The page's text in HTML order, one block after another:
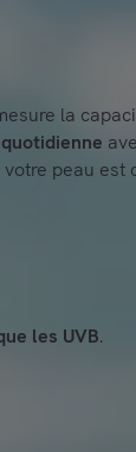
la
peau est
les UVB.